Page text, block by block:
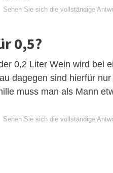
Sehen Sie sich die vollständige
0,5?
0,2 Liter Wein wird bei
dagegen sind hierfür
muss man als Mann
Sehen Sie sich die vollständige